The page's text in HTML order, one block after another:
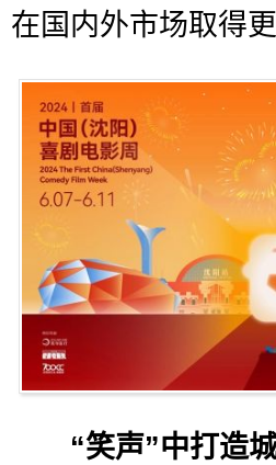
在国内外市场取得
“笑声”中打造